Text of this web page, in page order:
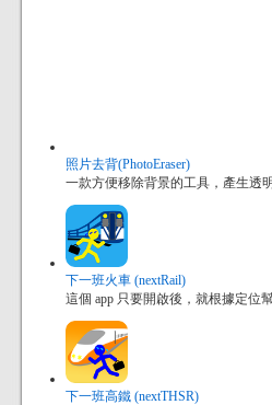
照片去背(PhotoEraser)
一款方便移除背景的工具，產生透
下一班火車 (nextRail)
這個 app 只要開啟後，就根據定位
下一班高鐵 (nextTHSR)